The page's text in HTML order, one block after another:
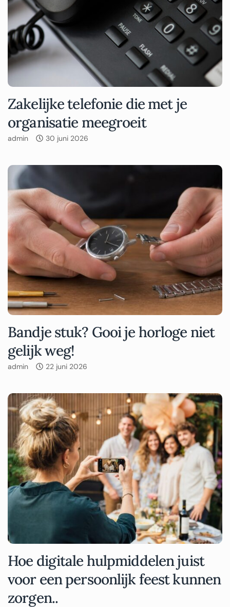
Zakelijke telefonie die met je
organisatie meegroeit
admin 30 juni 2026
Bandje stuk? Gooi je horloge niet
gelijk weg!
admin 22 juni 2026
Hoe digitale hulpmiddelen juist
voor een persoonlijk feest kunnen
zorgen..